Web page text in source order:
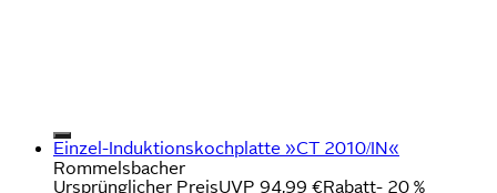
Einzel-Induktionskochplatte »CT 2010/IN«
Rommelsbacher
Ursprünglicher PreisUVP 94,99 €Rabatt- 20 %